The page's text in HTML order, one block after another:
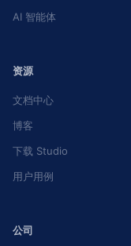
AI 智能体
资源
文档中心
博客
下载 Studio
用户用例
公司